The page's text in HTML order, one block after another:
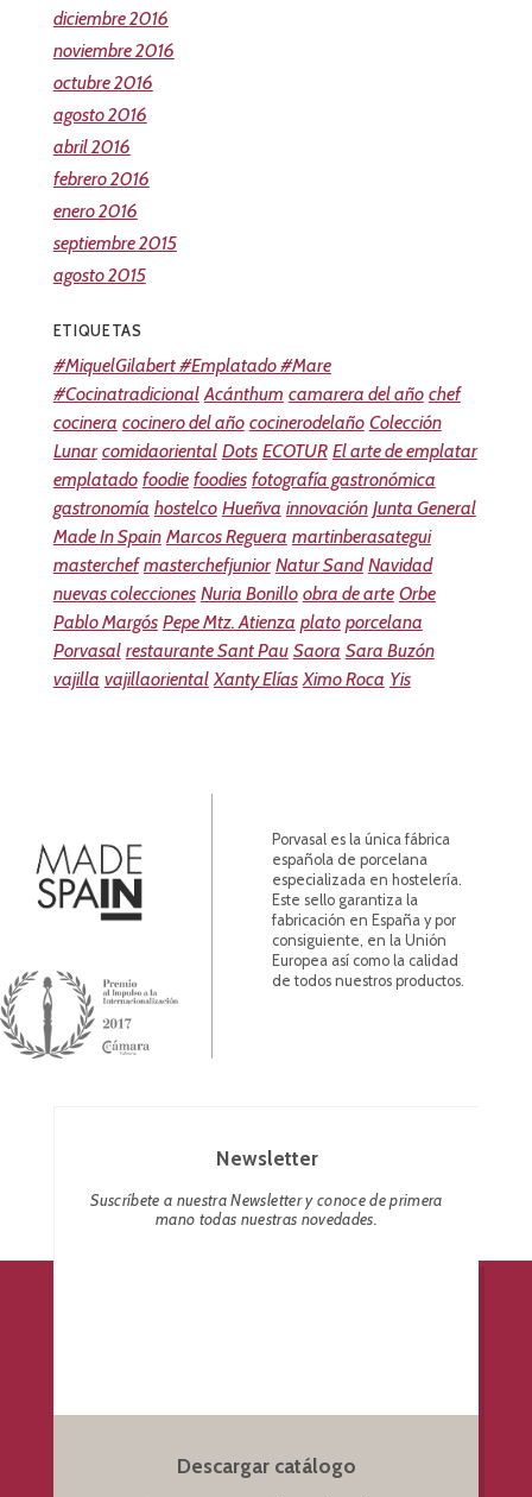
diciembre 2016
noviembre 2016
octubre 2016
agosto 2016
abril 2016
febrero 2016
enero 2016
septiembre 2015
agosto 2015
ETIQUETAS
#MiquelGilabert #Emplatado #Mare
#Cocinatradicional Acánthum camarera del año chef
cocinera cocinero del año cocinerodelaño Colección
Lunar comidaoriental Dots ECOTUR El arte de emplatar
emplatado foodie foodies fotografía gastronómica
gastronomía hostelco Hueñva innovación Junta General
Made In Spain Marcos Reguera martinberasategui
masterchef masterchefjunior Natur Sand Navidad
nuevas colecciones Nuria Bonillo obra de arte Orbe
Pablo Margós Pepe Mtz. Atienza plato porcelana
Porvasal restaurante Sant Pau Saora Sara Buzón
vajilla vajillaoriental Xanty Elías Ximo Roca Yis
Porvasal es la única fábrica
española de porcelana
especializada en hostelería.
Este sello garantiza la
fabricación en España y por
consiguiente, en la Unión
Europea así como la calidad
de todos nuestros productos.
Newsletter
Suscríbete a nuestra Newsletter y conoce de primera
mano todas nuestras novedades.
Descargar catálogo